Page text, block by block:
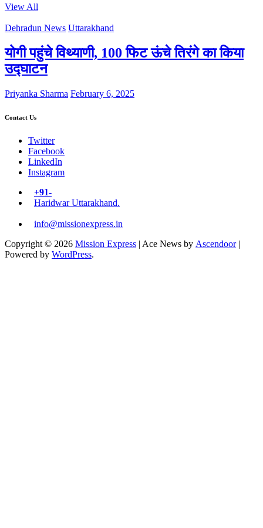
View All
Dehradun News Uttarakhand
योगी पहुंचे विथ्याणी, 100 फिट ऊंचे तिरंगे का किया
उद्घाटन
Priyanka Sharma February 6, 2025
Contact Us
Twitter
Facebook
LinkedIn
Instagram
+91-
Haridwar Uttarakhand.
info@missionexpress.in
Copyright © 2026 Mission Express | Ace News by Ascendoor|
Powered by WordPress.